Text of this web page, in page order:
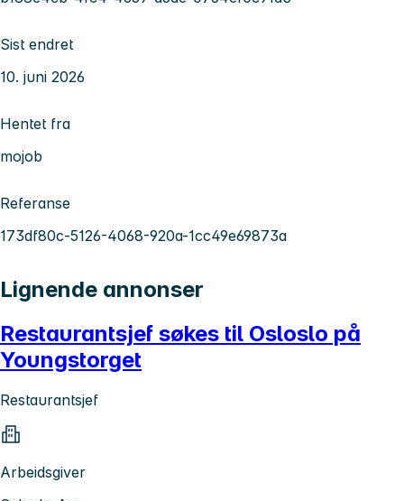
Sist endret
10. juni 2026
Hentet fra
mojob
Referanse
173df80c-5126-4068-920a-1cc49e69873a
Lignende annonser
Restaurantsjef søkes til Osloslo på
Youngstorget
Restaurantsjef
Arbeidsgiver